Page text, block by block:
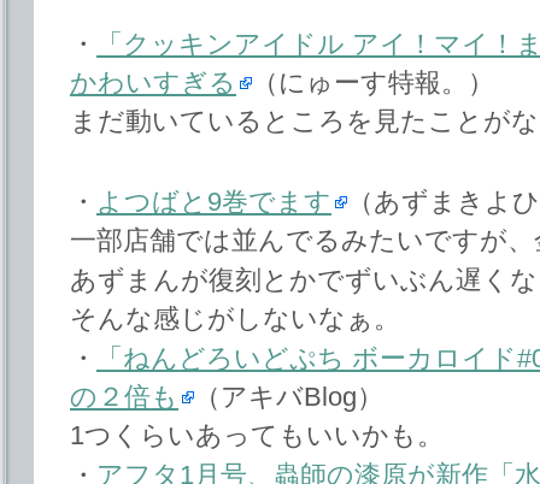
・
「クッキンアイドル アイ！マイ！
かわいすぎる
（にゅーす特報。）
まだ動いているところを見たことが
・ よつばと9巻でます
（あずまきよ
一部店舗では並んでるみたいですが
あずまんが復刻とかでずいぶん遅く
そんな感じがしないなぁ。
・
「ねんどろいどぷち ボーカロイド
の２倍も
（アキバBlog）
1つくらいあってもいいかも。
・ アフタ1月号、蟲師の漆原が新作「